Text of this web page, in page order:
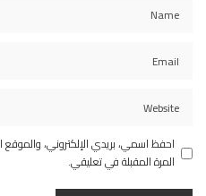
احفظ اسمي، بريدي الإلكتروني،
المرة المقبلة في تعليقي.